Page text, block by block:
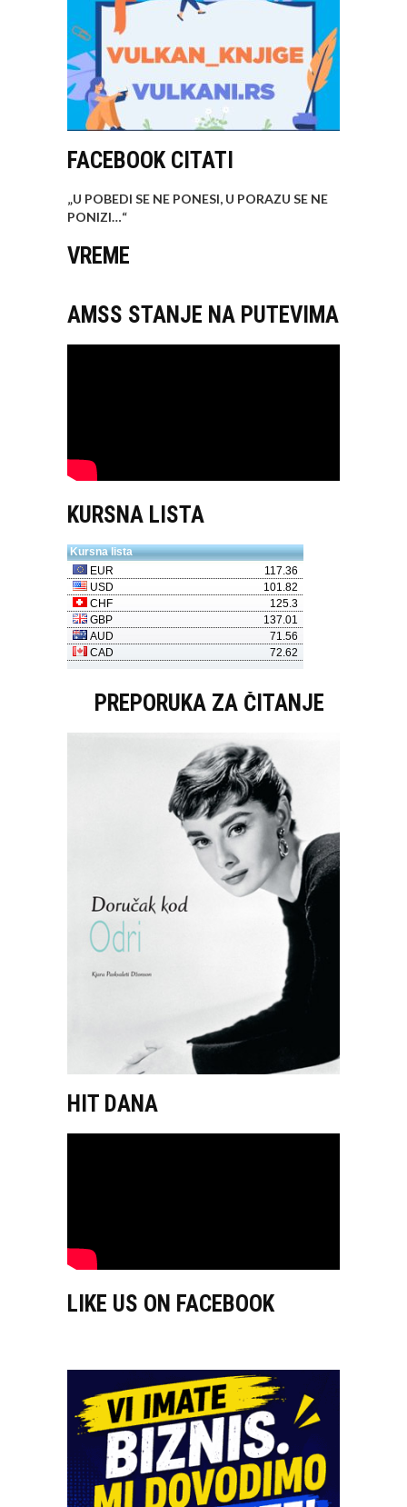
FACEBOOK CITATI
„U POBEDI SE NE PONESI, U PORAZU SE NE
PONIZI…“
VREME
AMSS STANJE NA PUTEVIMA
KURSNA LISTA
PREPORUKA ZA ČITANJE
HIT DANA
LIKE US ON FACEBOOK